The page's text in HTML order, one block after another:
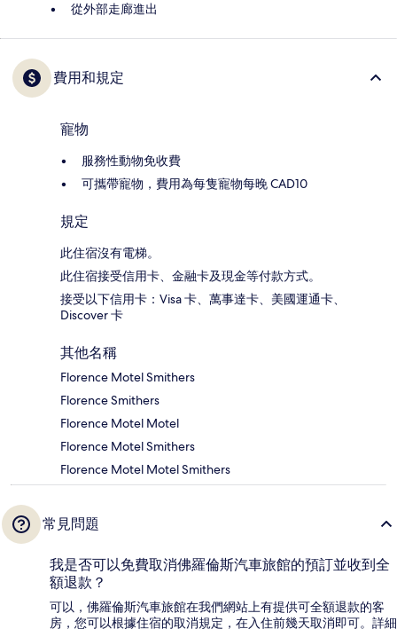
從外部走廊進出
費用和規定
寵物
服務性動物免收費
可攜帶寵物，費用為每隻寵物每晚 CAD10
規定
此住宿沒有電梯。
此住宿接受信用卡、金融卡及現金等付款方式。
接受以下信用卡：Visa 卡、萬事達卡、美國運通卡、
Discover 卡
其他名稱
Florence Motel Smithers
Florence Smithers
Florence Motel Motel
Florence Motel Smithers
Florence Motel Motel Smithers
常見問題
我是否可以免費取消佛羅倫斯汽車旅館的預訂並收到全
額退款？
可以，佛羅倫斯汽車旅館在我們網站上有提供可全額退款的客
房，您可以根據住宿的取消規定，在入住前幾天取消即可。詳細